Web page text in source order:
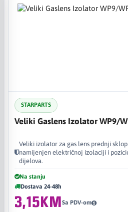
STARPARTS
Veliki Gaslens Izolator WP9/
Veliki izolator za gas lens prednji
namijenjen električnoj izolaciji i
dijelova.
Na stanju
Dostava 24-48h
3,15KMSa PDV-om